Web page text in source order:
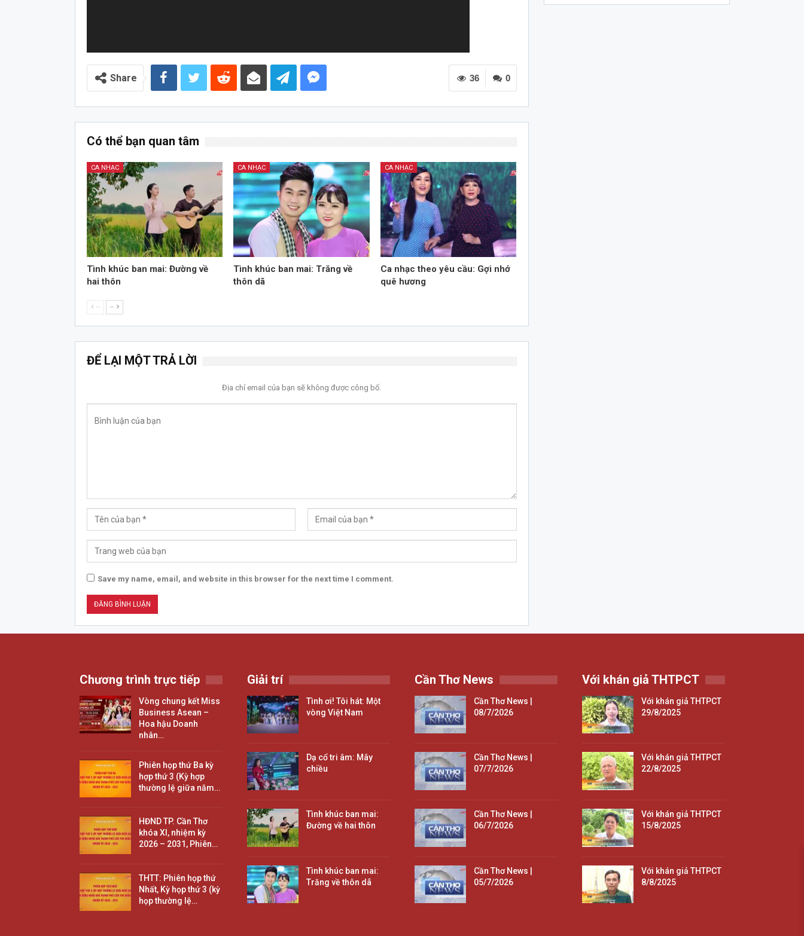
0
36
Share
Có thể bạn quan tâm
CA NHẠC
Tình khúc ban mai: Đường về
hai thôn
CA NHẠC
Tình khúc ban mai: Trăng về
thôn dã
CA NHẠC
Ca nhạc theo yêu cầu: Gợi nhớ
quê hương
-- --
ĐỂ LẠI MỘT TRẢ LỜI
Địa chỉ email của bạn sẽ không được công bố.
Save my name, email, and website in this browser for the next time I comment.
Chương trình trực tiếp
Vòng chung kết Miss
Business Asean –
Hoa hậu Doanh
nhân…
Phiên họp thứ Ba kỳ
hợp thứ 3 (Kỳ hợp
thường lệ giữa năm…
HĐND TP. Cần Thơ
khóa XI, nhiệm kỳ
2026 – 2031, Phiên…
THTT: Phiên họp thứ
Nhất, Kỳ họp thứ 3 (kỳ
họp thường lệ…
Giải trí
Tình ơi! Tôi hát: Một
vòng Việt Nam
Dạ cổ tri âm: Mây
chiều
Tình khúc ban mai:
Đường về hai thôn
Tình khúc ban mai:
Trăng về thôn dã
Cần Thơ News
Cần Thơ News |
08/7/2026
Cần Thơ News |
07/7/2026
Cần Thơ News |
06/7/2026
Cần Thơ News |
05/7/2026
Với khán giả THTPCT
Với khán giả THTPCT
29/8/2025
Với khán giả THTPCT
22/8/2025
Với khán giả THTPCT
15/8/2025
Với khán giả THTPCT
8/8/2025